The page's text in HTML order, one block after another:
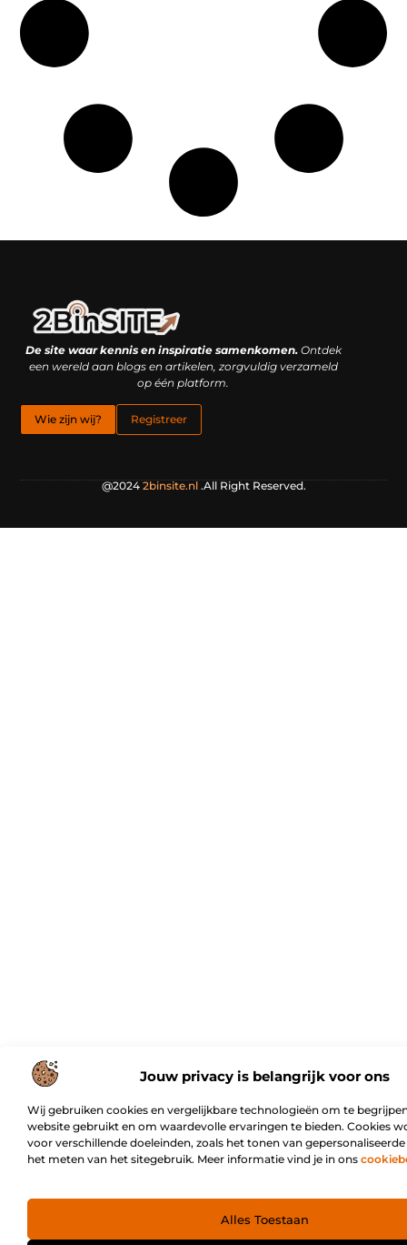
Jouw privacy is belangrijk voor ons
Wij gebruiken cookies en vergelijkbare technologieën om te
website gebruikt en om waardevolle ervaringen te bieden. Cookies
voor verschillende doeleinden, zoals het tonen van
het meten van het sitegebruik. Meer informatie vind je in ons
Alles Toestaan
De site waar kennis en inspiratie samenkomen.Ontdek
een wereld aan blogs en artikelen, zorgvuldig verzameld
op één platform.
Wie zijn wij? Registreer
@2024 2binsite.nl.All Right Reserved.